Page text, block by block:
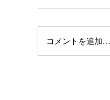
コメントを追加…